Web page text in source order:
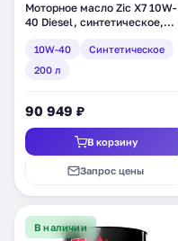
Моторное масло Zic X7 10W-
40 Diesel, синтетическое,
10W-40
Синтетическое
200 л
90 949 ₽
В корзину
Запрос цены
В наличии